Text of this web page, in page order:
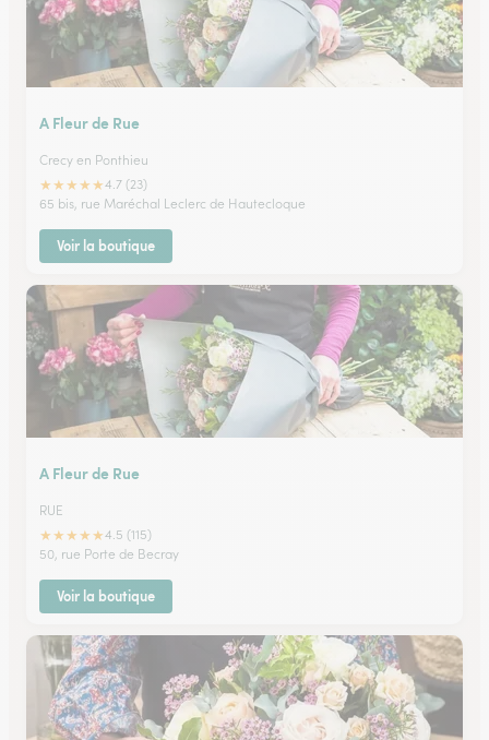
A Fleur de Rue
Crecy en Ponthieu
★★★★★4.7 (23)
65 bis, rue Maréchal Leclerc de Hautecloque
Voir la boutique
A Fleur de Rue
RUE
★★★★★4.5 (115)
50, rue Porte de Becray
Voir la boutique